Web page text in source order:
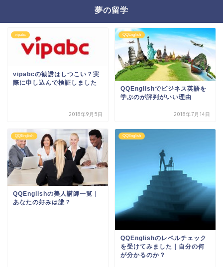
夢の留学
vipabc
vipabcの勧誘はしつこい？実
際に申し込んで検証しました
2018年9月5日
QQEnglish
QQEnglishでビジネス英語を
学ぶのが評判がいい理由
2018年7月14日
QQEnglish
QQEnglishの美人講師一覧｜
あなたの好みは誰？
QQEnglish
QQEnglishのレベルチェック
を受けてみました｜自分の何
が分かるのか？